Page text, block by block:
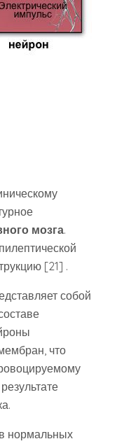
мозга.
[21] .
собой
что
нормальных